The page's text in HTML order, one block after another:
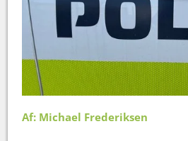
Af: Michael Frederiksen